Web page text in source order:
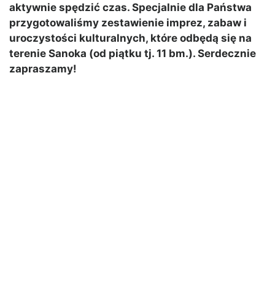
aktywnie spędzić czas. Specjalnie dla Państwa
przygotowaliśmy zestawienie imprez, zabaw i
uroczystości kulturalnych, które odbędą się na
terenie Sanoka (od piątku tj. 11 bm.). Serdecznie
zapraszamy!